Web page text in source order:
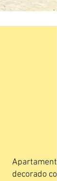
Apartamento
decorado